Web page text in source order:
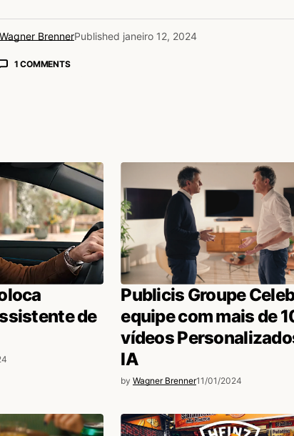
Wagner BrennerPublished janeiro 12, 2024
1 COMMENTS
para responder
login
de
Publicis Groupe
equipe com mais de
vídeos
IA
by Wagner Brenner11/01/2024